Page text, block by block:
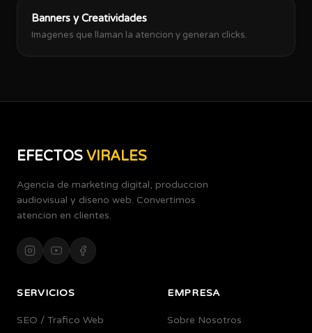
Banners y Creatividades
Imagenes que llaman la atencion y generan clicks.
EFECTOS VIRALES
Agencia de marketing digital, produccion
audiovisual y diseno web. Convertimos
atencion en clientes.
SERVICIOS
SEO / Trafico Web
EMPRESA
Sobre Nosotros